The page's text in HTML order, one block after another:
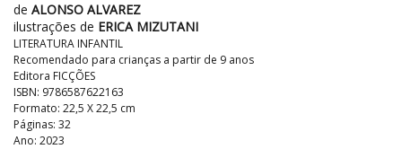
de ALONSO ALVAREZ
ilustrações de ERICA MIZUTANI
LITERATURA INFANTIL
Recomendado para crianças a partir de 9 anos
Editora FICÇÕES
ISBN: 9786587622163
Formato: 22,5 X 22,5 cm
Páginas: 32
Ano: 2023